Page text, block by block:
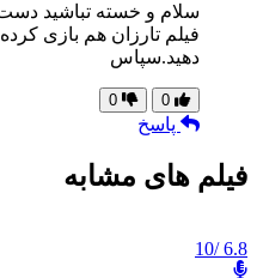
سلام و خسته تباشید
فیلم تارزان هم بازی
دهید.سپاس
0
0
پاسخ
فیلم های مشابه
6.8
/10